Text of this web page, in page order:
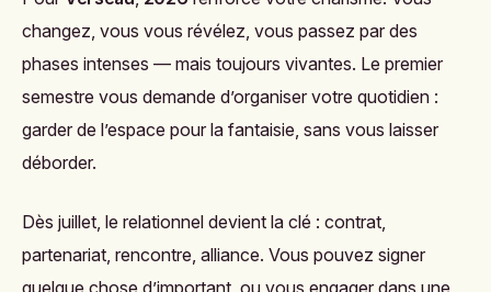
changez, vous vous révélez, vous passez par des
phases intenses — mais toujours vivantes. Le premier
semestre vous demande d’organiser votre quotidien :
garder de l’espace pour la fantaisie, sans vous laisser
déborder.
Dès juillet, le relationnel devient la clé : contrat,
partenariat, rencontre, alliance. Vous pouvez signer
quelque chose d’important, ou vous engager dans une